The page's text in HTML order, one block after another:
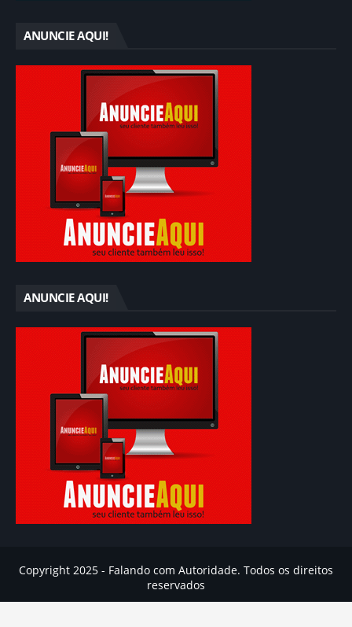
ANUNCIE AQUI!
ANUNCIE AQUI!
Copyright 2025 - Falando com Autoridade. Todos os direitos
reservados